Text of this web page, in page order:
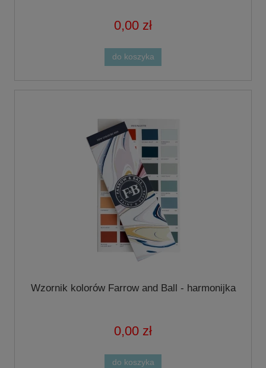
0,00 zł
do koszyka
Wzornik kolorów Farrow and Ball - harmonijka
0,00 zł
do koszyka